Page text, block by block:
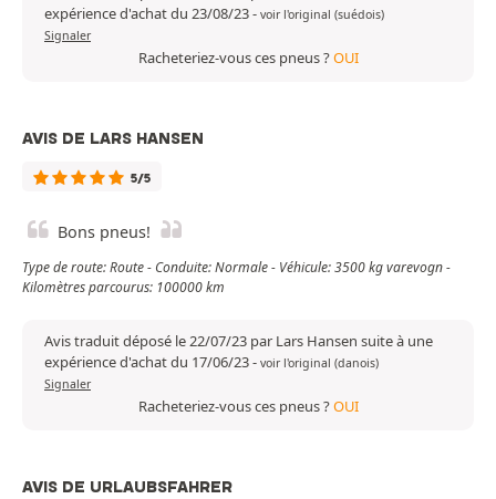
expérience d'achat du 23/08/23- voir l'original (suédois)
Signaler
Racheteriez-vous ces pneus ?OUI
AVIS DE LARS HANSEN
5/5
Bons pneus!
Type de route: Route - Conduite: Normale - Véhicule: 3500 kg varevogn -
Kilomètres parcourus: 100000 km
Avis traduit déposé le 22/07/23 par Lars Hansen suite à une
expérience d'achat du 17/06/23- voir l'original (danois)
Signaler
Racheteriez-vous ces pneus ?OUI
AVIS DE URLAUBSFAHRER